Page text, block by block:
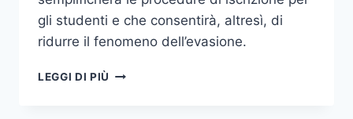
gli studenti e che consentirà, altresì, di
ridurre il fenomeno dell’evasione.
LEGGI DI PIÙ SEMPLIFICATA